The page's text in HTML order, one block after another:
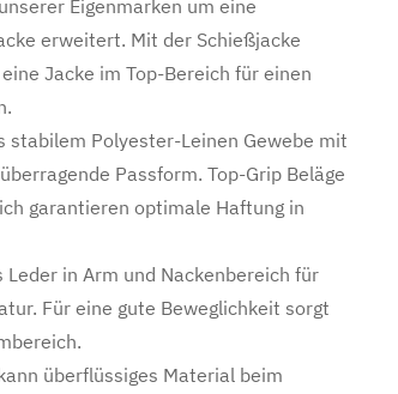
Eigenmarken um eine
erweitert. Mit der Schießjacke
Jacke im Top-Bereich für einen
stabilem Polyester-Leinen Gewebe mit
Passform. Top-Grip Beläge
garantieren optimale Haftung in
in Arm und Nackenbereich für
Für eine gute Beweglichkeit sorgt
überflüssiges Material beim